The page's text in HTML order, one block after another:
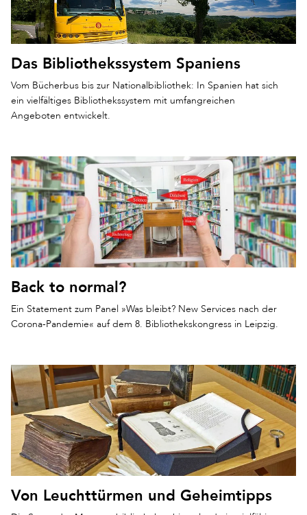
Das Bibliothekssystem Spaniens
Vom Bücherbus bis zur Nationalbibliothek: In Spanien hat sich
ein vielfältiges Bibliothekssystem mit umfangreichen
Angeboten entwickelt.
Back to normal?
Ein Statement zum Panel »Was bleibt? New Services nach der
Corona-Pandemie« auf dem 8. Bibliothekskongress in Leipzig.
Von Leuchttürmen und Geheimtipps